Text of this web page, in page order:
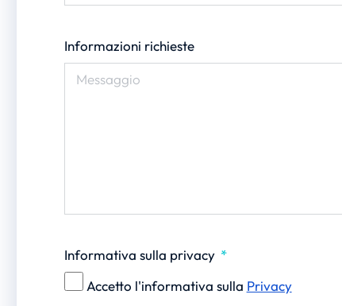
Informazioni richieste
Informativa sulla privacy
Accetto l'informativa sulla Privacy